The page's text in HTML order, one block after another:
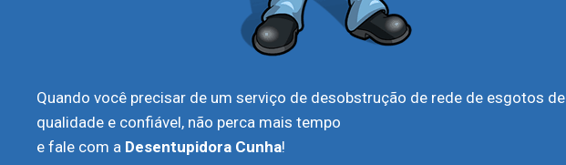
Quando você precisar de um serviço de desobstrução de rede de esgotos de
qualidade e confiável, não perca mais tempo
e fale com a Desentupidora Cunha!